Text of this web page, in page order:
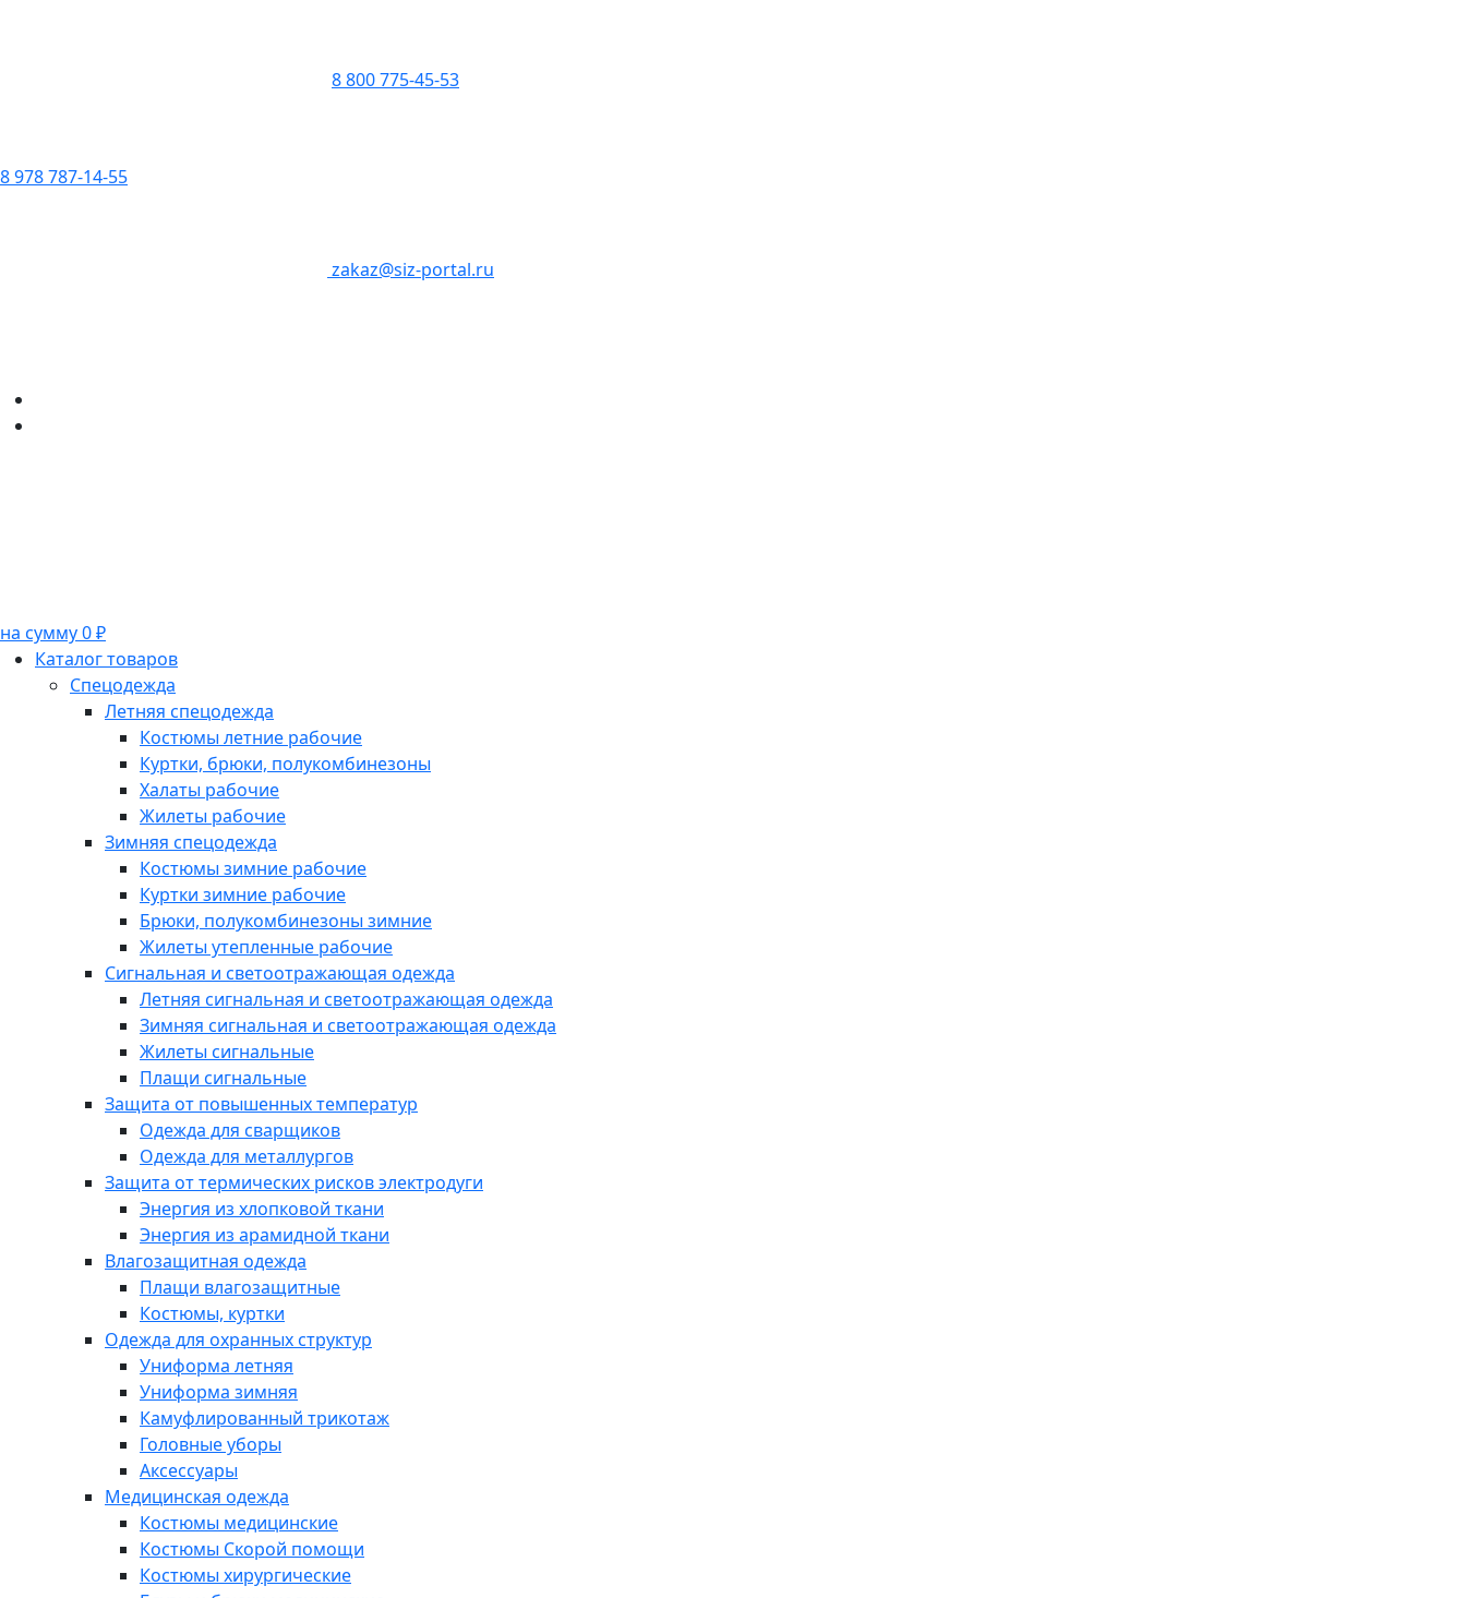
8 800 775-45-53
8 978 787-14-55
zakaz@siz-portal.ru
на сумму 0 ₽
Каталог товаров
Спецодежда
Летняя спецодежда
Костюмы летние рабочие
Куртки, брюки, полукомбинезоны
Халаты рабочие
Жилеты рабочие
Зимняя спецодежда
Костюмы зимние рабочие
Куртки зимние рабочие
Брюки, полукомбинезоны зимние
Жилеты утепленные рабочие
Сигнальная и светоотражающая одежда
Летняя сигнальная и светоотражающая одежда
Зимняя сигнальная и светоотражающая одежда
Жилеты сигнальные
Плащи сигнальные
Защита от повышенных температур
Одежда для сварщиков
Одежда для металлургов
Защита от термических рисков электродуги
Энергия из хлопковой ткани
Энергия из арамидной ткани
Влагозащитная одежда
Плащи влагозащитные
Костюмы, куртки
Одежда для охранных структур
Униформа летняя
Униформа зимняя
Камуфлированный трикотаж
Головные уборы
Аксессуары
Медицинская одежда
Костюмы медицинские
Костюмы Скорой помощи
Костюмы хирургические